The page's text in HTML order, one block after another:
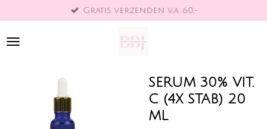
direct
naar
de
Gratis verzenden v.a. 60,-
SERUM 30% VIT.
C (4X STAB) 20
ML